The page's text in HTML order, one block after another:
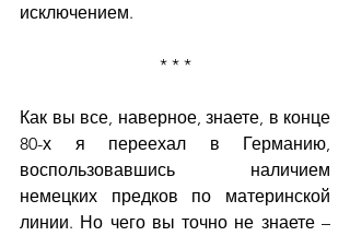
исключением.
* * *
Как вы все, наверное, знаете, в конце
80-х я переехал в Германию,
воспользовавшись наличием
немецких предков по материнской
линии. Но чего вы точно не знаете –